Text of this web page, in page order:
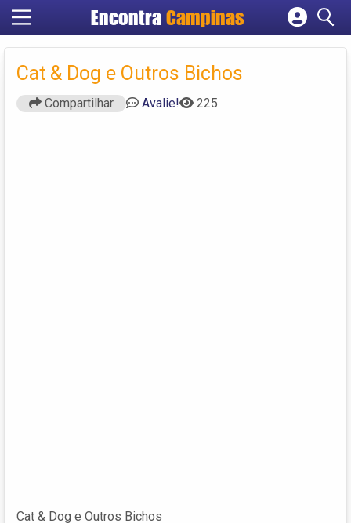
Encontra Campinas
Cadastrar empresa
Criar conta
Cat & Dog e Outros Bichos
Compartilhar Avalie! 225
Cat & Dog e Outros Bichos